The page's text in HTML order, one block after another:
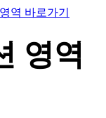
역 바로가기
영역